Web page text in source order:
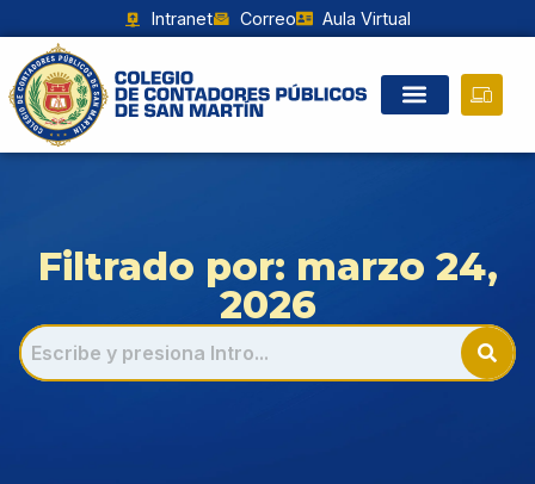
Intranet Correo Aula Virtual
Filtrado por: marzo 24,
2026